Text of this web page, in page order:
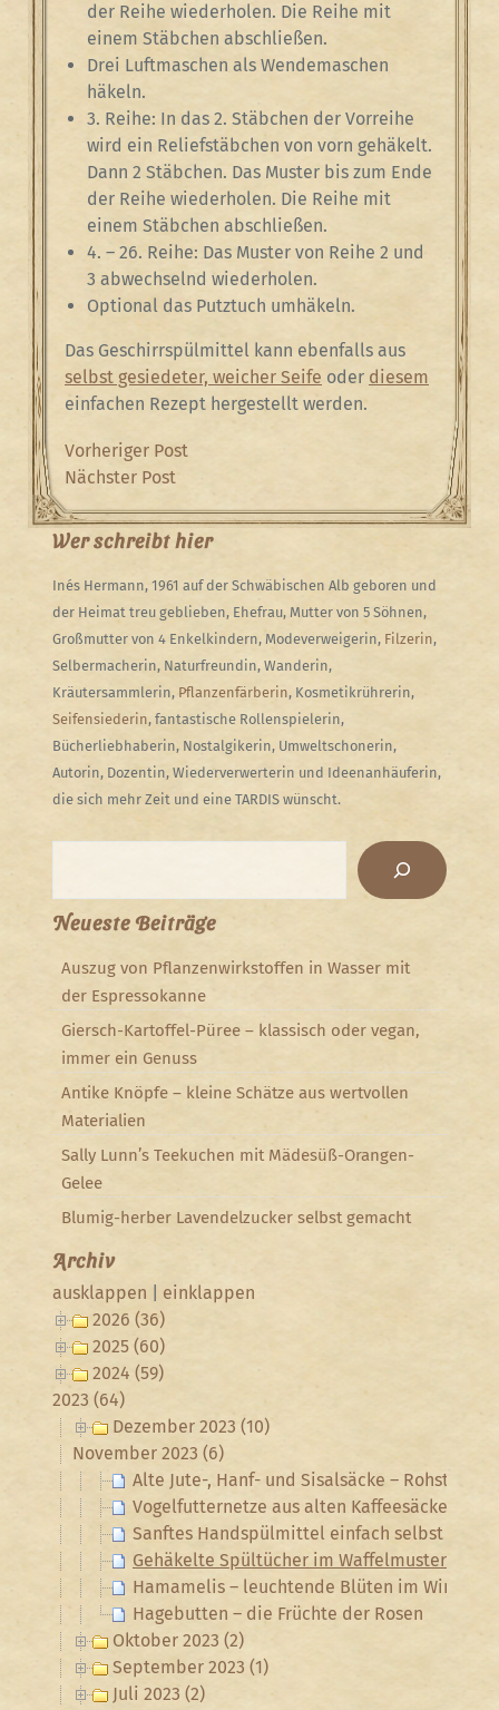
der Reihe wiederholen. Die Reihe mit
einem Stäbchen abschließen.
Drei Luftmaschen als Wendemaschen
häkeln.
3. Reihe: In das 2. Stäbchen der Vorreihe
wird ein Reliefstäbchen von vorn gehäkelt.
Dann 2 Stäbchen. Das Muster bis zum Ende
der Reihe wiederholen. Die Reihe mit
einem Stäbchen abschließen.
4. – 26. Reihe: Das Muster von Reihe 2 und
3 abwechselnd wiederholen.
Optional das Putztuch umhäkeln.
Das Geschirrspülmittel kann ebenfalls aus
selbst gesiedeter, weicher Seife oder diesem
einfachen Rezept hergestellt werden.
Beitragsnavigation
Previous
Post
Vorheriger Post
Next
Post
Nächster Post
Wer schreibt hier
Inés Hermann, 1961 auf der Schwäbischen Alb geboren und
der Heimat treu geblieben, Ehefrau, Mutter von 5 Söhnen,
Großmutter von 4 Enkelkindern, Modeverweigerin, Filzerin,
Selbermacherin, Naturfreundin, Wanderin,
Kräutersammlerin, Pflanzenfärberin, Kosmetikrührerin,
Seifensiederin, fantastische Rollenspielerin,
Bücherliebhaberin, Nostalgikerin, Umweltschonerin,
Autorin, Dozentin, Wiederverwerterin und Ideenanhäuferin,
die sich mehr Zeit und eine TARDIS wünscht.
Neueste Beiträge
Auszug von Pflanzenwirkstoffen in Wasser mit
der Espressokanne
Giersch-Kartoffel-Püree – klassisch oder vegan,
immer ein Genuss
Antike Knöpfe – kleine Schätze aus wertvollen
Materialien
Sally Lunn’s Teekuchen mit Mädesüß-Orangen-
Gelee
Blumig-herber Lavendelzucker selbst gemacht
Archiv
ausklappen
einklappen
2026 (36)
2025 (60)
2024 (59)
2023 (64)
Dezember 2023 (10)
November 2023 (6)
Alte Jute-, Hanf- und Sisalsäcke – Rohstoff
Vogelfutternetze aus alten Kaffeesäcken
Sanftes Handspülmittel einfach selbst
Gehäkelte Spültücher im Waffelmuster
Hamamelis – leuchtende Blüten im Winter
Hagebutten – die Früchte der Rosen
Oktober 2023 (2)
September 2023 (1)
Juli 2023 (2)